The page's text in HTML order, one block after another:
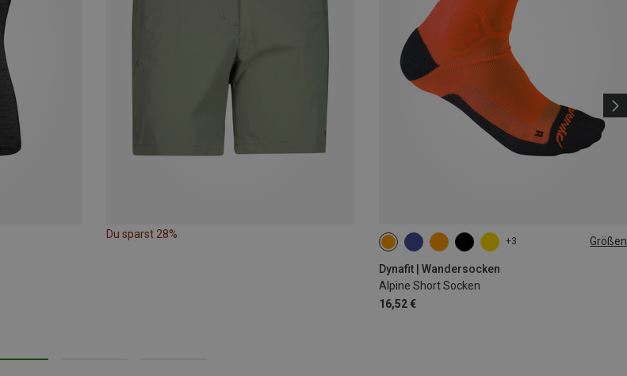
Du sparst 28%
+3 Größen
Dynafit | Wandersocken
Alpine Short Socken
16,52 €
35|36|37|38 39|40|41|42